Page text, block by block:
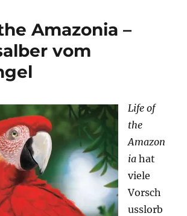
Amazonia –
vom
Life of
the
Amazon
ia hat
viele
Vorsch
usslorb